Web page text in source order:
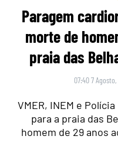
Paragem
morte de
praia das
07:40 7
VMER, INEM e
para a praia das
homem de 29 anos